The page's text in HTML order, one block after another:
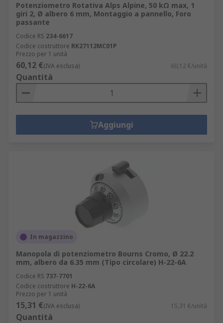
Potenziometro Rotativa Alps Alpine, 50 kΩ max, 1
giri 2, Ø albero 6 mm, Montaggio a pannello, Foro
passante
Codice RS 234-6617
Codice costruttore RK27112MC01P
Prezzo per 1 unità
60,12 €(IVA esclusa) 60,12 €/unità
Quantità
Aggiungi
In magazzino
Manopola di potenziometro Bourns Cromo, Ø 22.2
mm, albero da 6.35 mm (Tipo circolare) H-22-6A
Codice RS 737-7701
Codice costruttore H-22-6A
Prezzo per 1 unità
15,31 €(IVA esclusa) 15,31 €/unità
Quantità